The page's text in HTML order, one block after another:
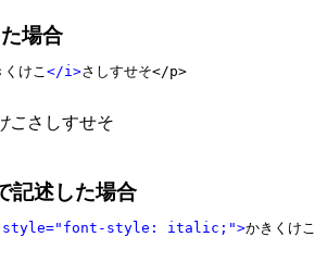
場合
くけこ</i>さしすせそ</p>
こ さしすせそ
記述した場合
style="font-style: italic;">かきくけこ